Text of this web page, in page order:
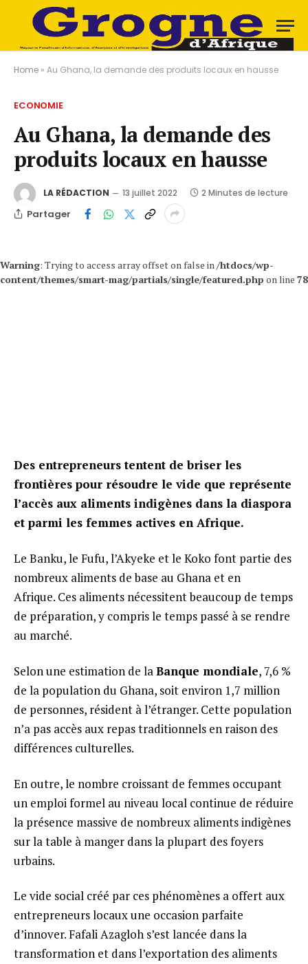
Home » Au Ghana, la demande des produits locaux en hausse
ECONOMIE
Au Ghana, la demande des
produits locaux en hausse
LA RÉDACTION 13 juillet 2022 2 Minutes de lecture
Partager
Warning: Trying to access array offset on false in/htdocs/wp-
content/themes/smart-mag/partials/single/featured.php on line 78
Des entrepreneurs tentent de briser les
frontières pour résoudre le vide que représente
l’accès aux aliments indigènes dans la diaspora
et parmi les femmes actives en Afrique.
Le Banku, le Fufu, l’Akyeke et le Koko font partie des
nombreux aliments de base au Ghana et en
Afrique. Ces aliments nécessitent beaucoup de temps
de préparation, y compris le temps passé à se rendre
au marché.
Selon une estimation de laBanque mondiale, 7,6 %
de la population du Ghana, soit environ 1,7 million
de personnes, résident à l’étranger. Cette population
n’a pas accès aux repas traditionnels en raison des
différences culturelles.
En outre, le nombre croissant de femmes occupant
un emploi formel au niveau local continue de réduire
la présence massive de nombreux aliments indigènes
sur la table à manger dans la plupart des foyers
urbains.
Le vide social créé par ces phénomènes a offert aux
entrepreneurs locaux une occasion parfaite
d’innover. Fafali Azagloh s’est lancée dans la
transformation et dans l’exportation des aliments